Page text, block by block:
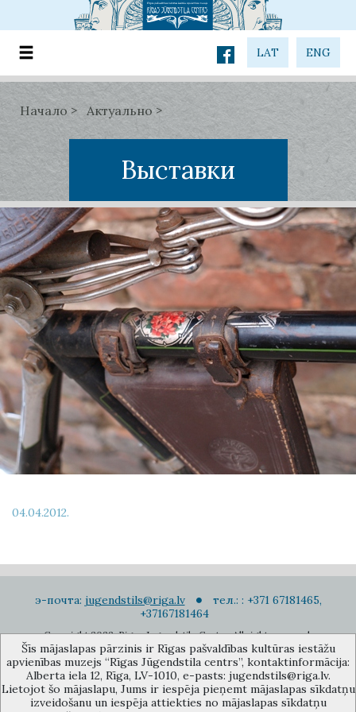
LAT ENG
Начало Актуально
Выставки
04.04.2012.
э-почта: jugendstils@riga.lv
тел.: : +371 67181465,
+37167181464
Copyright 2022. Rigas Jugendstila Centrs. All right reserved.
Подписаться на новости
Šīs mājaslapas pārzinis ir Rīgas pašvaldības kultūras iestāžu
apvienības muzejs “Rīgas Jūgendstila centrs”, kontaktinformācija:
Alberta iela 12, Rīga, LV-1010, e-pasts: jugendstils@riga.lv.
Lietojot šo mājaslapu, Jums ir iespēja pieņemt mājaslapas sīkdatņu
izveidošanu un iespēja attiekties no mājaslapas sīkdatņu